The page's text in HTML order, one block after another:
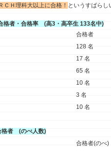
ＣＨ理科大以上に合格！ というすばらし
格者・合格率 (高3・高卒生 133名中)
合格者
128 名
17 名
65 名
10 名
3 名
10 名
格者 (のべ人数)
合格者(のべ)